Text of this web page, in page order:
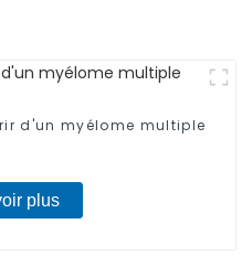
d'un myélome multiple
plus